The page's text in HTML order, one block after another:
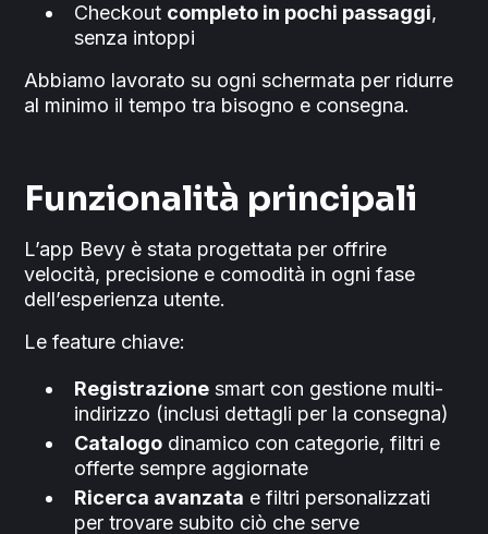
Checkout completo in pochi passaggi,
senza intoppi
Abbiamo lavorato su ogni schermata per ridurre
al minimo il tempo tra bisogno e consegna.
Funzionalità principali
L’app Bevy è stata progettata per offrire
velocità, precisione e comodità in ogni fase
dell’esperienza utente.
Le feature chiave:
Registrazione smart con gestione multi-
indirizzo (inclusi dettagli per la consegna)
Catalogo dinamico con categorie, filtri e
offerte sempre aggiornate
Ricerca avanzata e filtri personalizzati
per trovare subito ciò che serve